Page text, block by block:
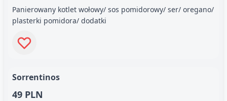
Panierowany kotlet wołowy/ sos pomidorowy/ ser/ oregano/
plasterki pomidora/ dodatki
Sorrentinos
49 PLN